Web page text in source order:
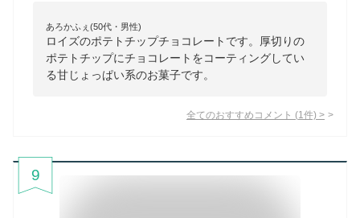
あろかふぇ(50代・男性)
ロイズのポテトチップチョコレートです。厚切りの
ポテトチップにチョコレートをコーティングしてい
る甘じょっぱい系のお菓子です。
全てのおすすめコメント (1 件) >
9